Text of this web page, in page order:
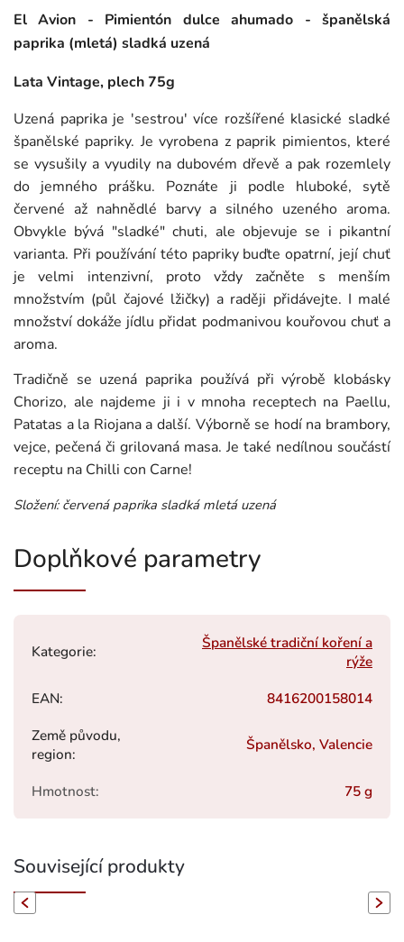
El Avion - Pimientón dulce ahumado - španělská
paprika (mletá) sladká uzená
Lata Vintage, plech 75g
Uzená paprika je 'sestrou' více rozšířené klasické sladké
španělské papriky. Je vyrobena z paprik pimientos, které
se vysušily a vyudily na dubovém dřevě a pak rozemlely
do jemného prášku. Poznáte ji podle hluboké, sytě
červené až nahnědlé barvy a silného uzeného aroma.
Obvykle bývá "sladké" chuti, ale objevuje se i pikantní
varianta. Při používání této papriky buďte opatrní, její chuť
je velmi intenzivní, proto vždy začněte s menším
množstvím (půl čajové lžičky) a raději přidávejte. I malé
množství dokáže jídlu přidat podmanivou kouřovou chuť a
aroma.
Tradičně se uzená paprika používá při výrobě klobásky
Chorizo, ale najdeme ji i v mnoha receptech na Paellu,
Patatas a la Riojana a další. Výborně se hodí na brambory,
vejce, pečená či grilovaná masa. Je také nedílnou součástí
receptu na Chilli con Carne!
Složení: červená paprika sladká mletá uzená
Doplňkové parametry
Kategorie:
Španělské tradiční koření a
rýže
EAN:
8416200158014
Země původu,
region:
Španělsko, Valencie
Hmotnost: 75 g
Související produkty
Next